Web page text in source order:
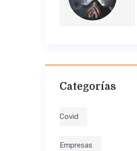
Categorías
Covid
Empresas